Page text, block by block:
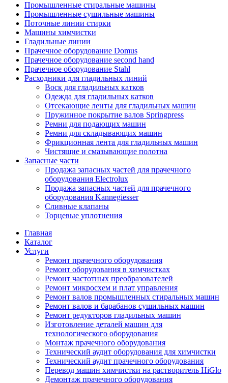
Промышленные стиральные машины
Промышленные сушильные машины
Поточные линии стирки
Машины химчистки
Гладильные линии
Прачечное оборудование Domus
Прачечное оборудование second hand
Прачечное оборудование Stahl
Расходники для гладильных линий
Воск для гладильных катков
Одежда для гладильных катков
Отсекающие ленты для гладильных машин
Пружинное покрытие валов Springpress
Ремни для подающих машин
Ремни для складывающих машин
Фрикционная лента для гладильных машин
Чистящие и смазывающие полотна
Запасные части
Продажа запасных частей для прачечного
оборудования Electrolux
Продажа запасных частей для прачечного
оборудования Kannegiesser
Сливные клапаны
Торцевые уплотнения
Главная
Каталог
Услуги
Ремонт прачечного оборудования
Ремонт оборудования в химчистках
Ремонт частотных преобразователей
Ремонт микросхем и плат управления
Ремонт валов промышленных стиральных машин
Ремонт валов и барабанов сушильных машин
Ремонт редукторов гладильных машин
Изготовление деталей машин для
технологического оборудования
Монтаж прачечного оборудования
Технический аудит оборудования для химчистки
Технический аудит прачечного оборудования
Перевод машин химчистки на растворитель HiGlo
Демонтаж прачечного оборудования